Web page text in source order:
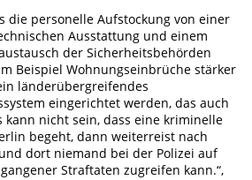
die personelle Aufstockung von einer
Ausstattung und einem
der Sicherheitsbehörden
Beispiel Wohnungseinbrüche stärker
länderübergreifendes
eingerichtet werden, das auch
kann nicht sein, dass eine kriminelle
begeht, dann weiterreist nach
dort niemand bei der Polizei auf
Straftaten zugreifen kann.“,